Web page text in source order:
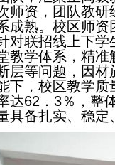
师资，团队教
成熟。校区师
对联招线上下
教学体系，精
层等问题，因
下，校区教学
达62．3％，整
具备扎实、稳